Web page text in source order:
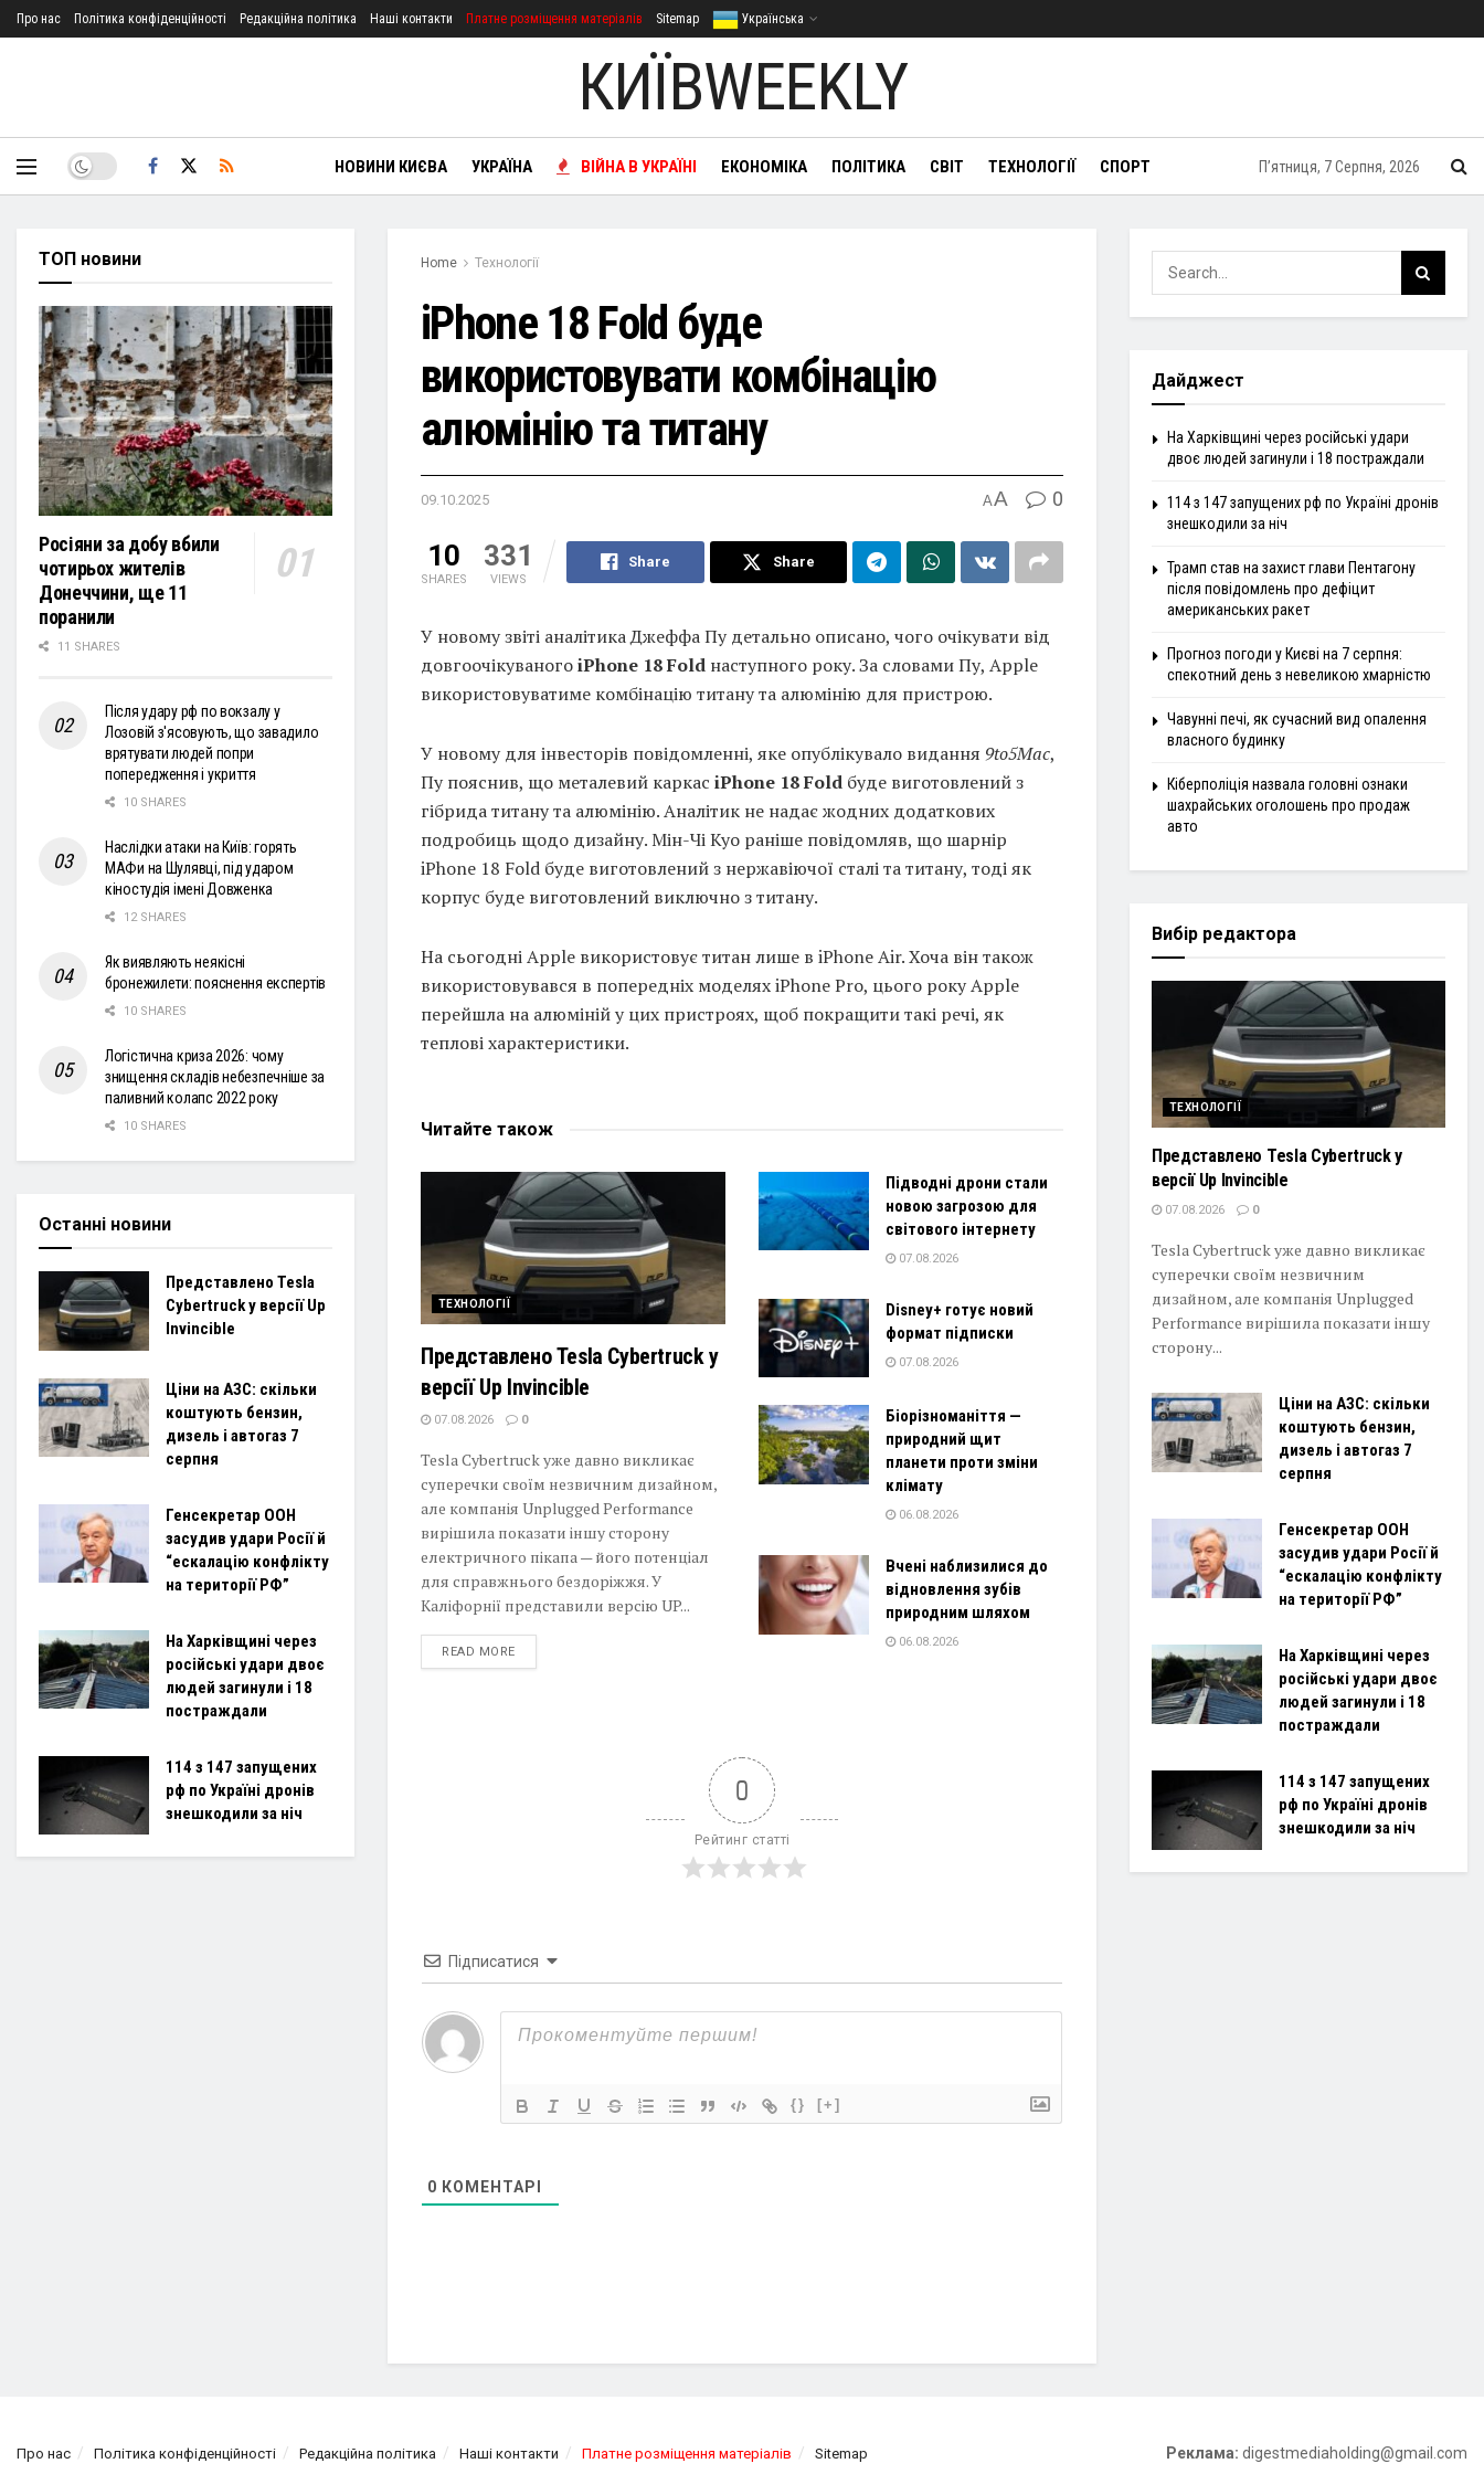
Про нас Політика конфіденційності Редакційна політика Наші контакти Платне розміщення матеріалів Sitemap Українська
КИЇВWEEKLY
НОВИНИ КИЄВА УКРАЇНА ВІЙНА В УКРАЇНІ ЕКОНОМІКА ПОЛІТИКА СВІТ ТЕХНОЛОГІЇ СПОРТ П’ятниця, 7 Серпня, 2026
Home Технології
iPhone 18 Fold буде
використовувати комбінацію
алюмінію та титану
09.10.2025 AA 0
10
SHARES
331
VIEWS
Share Share
У новому звіті аналітика Джеффа Пу детально описано, чого очікувати від
довгоочікуваногоiPhone 18 Fold наступного року. За словами Пу, Apple
використовуватиме комбінацію титану та алюмінію для пристрою.
У новому для інвесторів повідомленні, яке опублікувало видання 9to5Mac,
Пу пояснив, що металевий каркас iPhone 18 Fold буде виготовлений з
гібрида титану та алюмінію. Аналітик не надає жодних додаткових
подробиць щодо дизайну. Мін-Чі Куо раніше повідомляв, що шарнір
iPhone 18 Fold буде виготовлений з нержавіючої сталі та титану, тоді як
корпус буде виготовлений виключно з титану.
На сьогодні Apple використовує титан лише в iPhone Air. Хоча він також
використовувався в попередніх моделях iPhone Pro, цього року Apple
перейшла на алюміній у цих пристроях, щоб покращити такі речі, як
теплові характеристики.
Читайте також
ТЕХНОЛОГІЇ
Представлено Tesla Cybertruck у
версії Up Invincible
07.08.2026 0
Tesla Cybertruck уже давно викликає
суперечки своїм незвичним дизайном,
але компанія Unplugged Performance
вирішила показати іншу сторону
електричного пікапа — його потенціал
для справжнього бездоріжжя. У
Каліфорнії представили версію UP...
READ MOREDETAILS
Підводні дрони стали
новою загрозою для
світового інтернету
07.08.2026
Disney+ готує новий
формат підписки
07.08.2026
Біорізноманіття —
природний щит
планети проти зміни
клімату
06.08.2026
Вчені наблизилися до
відновлення зубів
природним шляхом
06.08.2026
0
Рейтинг статті
Підписатися
{} [+]
0 КОМЕНТАРІ
ТОП новини
Росіяни за добу вбили
чотирьох жителів
Донеччини, ще 11
поранили
11 SHARES
Після удару рф по вокзалу у
Лозовій з'ясовують, що завадило
врятувати людей попри
попередження і укриття
10 SHARES
Наслідки атаки на Київ: горять
МАФи на Шулявці, під ударом
кіностудія імені Довженка
12 SHARES
Як виявляють неякісні
бронежилети: пояснення експертів
10 SHARES
Логістична криза 2026: чому
знищення складів небезпечніше за
паливний колапс 2022 року
10 SHARES
Останні новини
Представлено Tesla
Cybertruck у версії Up
Invincible
Ціни на АЗС: скільки
коштують бензин,
дизель і автогаз 7
серпня
Генсекретар ООН
засудив удари Росії й
“ескалацію конфлікту
на території РФ”
На Харківщині через
російські удари двоє
людей загинули і 18
постраждали
114 з 147 запущених
рф по Україні дронів
знешкодили за ніч
Дайджест
На Харківщині через російські удари
двоє людей загинули і 18 постраждали
114 з 147 запущених рф по Україні дронів
знешкодили за ніч
Трамп став на захист глави Пентагону
після повідомлень про дефіцит
американських ракет
Прогноз погоди у Києві на 7 серпня:
спекотний день з невеликою хмарністю
Чавунні печі, як сучасний вид опалення
власного будинку
Кіберполіція назвала головні ознаки
шахрайських оголошень про продаж
авто
Вибір редактора
ТЕХНОЛОГІЇ
Представлено Tesla Cybertruck у
версії Up Invincible
07.08.2026 0
Tesla Cybertruck уже давно викликає
суперечки своїм незвичним
дизайном, але компанія Unplugged
Performance вирішила показати іншу
сторону...
Ціни на АЗС: скільки
коштують бензин,
дизель і автогаз 7
серпня
Генсекретар ООН
засудив удари Росії й
“ескалацію конфлікту
на території РФ”
На Харківщині через
російські удари двоє
людей загинули і 18
постраждали
114 з 147 запущених
рф по Україні дронів
знешкодили за ніч
Про нас Політика конфіденційності Редакційна політика Наші контакти Платне розміщення матеріалів Sitemap Реклама: digestmediaholding@gmail.com